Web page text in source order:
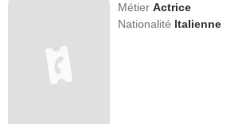
MétierActrice
Nationalité Italienne